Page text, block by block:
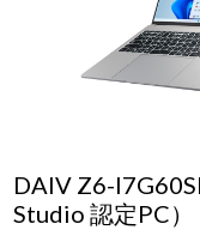
DAIV Z6-
Studio 認定PC）